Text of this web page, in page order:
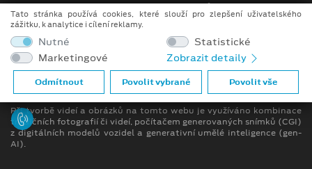
Ochrana osobních údajů
Prohlášení o zpracování údajů konečných zákazníků
[1]Dodací lhůta se může lišit v závislosti na konkrétní specifikaci.
Bližší informace u prodejce
Při tvorbě videí a obrázků na tomto webu je využíváno kombinace
tradičních fotografií či videí, počítačem generovaných snímků (CGI)
z digitálních modelů vozidel a generativní umělé inteligence (gen-
AI).
Tato stránka používá cookies, které slouží pro zlepšení uživatelského
zážitku, k analytice i cílení reklamy.
Nutné
Statistické
Marketingové
Zobrazit detaily
Odmítnout Povolit vybrané Povolit vše